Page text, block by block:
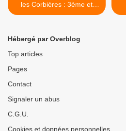
les Corbières : 3ème et
dernier jour
Hébergé par Overblog
Top articles
Pages
Contact
Signaler un abus
C.G.U.
Cookies et données personnelles